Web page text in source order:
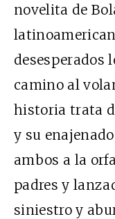
novelita de
desesperados
camino al
historia trata
y su
ambos a la
padres y
siniestro y